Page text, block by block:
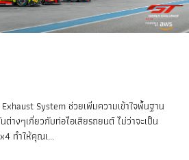
System ช่วยเพิ่มความเข้าใจพื้นฐาน
างๆเกี่ยวกับท่อไอเสียรถยนต์ ไม่ว่าจะเป็น
ทำให้คุณเ...